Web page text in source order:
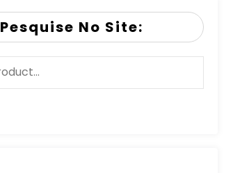
Pesquise No Site: